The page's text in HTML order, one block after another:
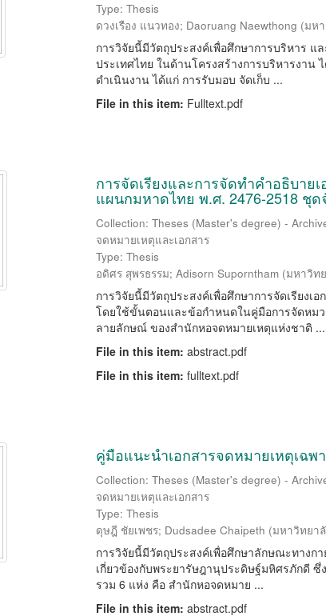
Type: Thesis
ดวงเรือง แนวทอง; Daoruang Naewthong (มห
การวิจัยนี้มีวัตถุประสงค์เพื่อศึกษาการบริหาร
ประเทศไทย ในด้านโครงสร้างการบริหารงา
ดำเนินงาน ได้แก่ การรับมอบ จัดเก็บ ...
File in this item: Fulltext.pdf
การจัดเรียงและการจัดทำคำอธิบาย
แผนกมหาดไทย พ.ศ. 2476-2518 ชุ
Collection: Theses (Master's degree) -
จดหมายเหตุและเอกสาร
Type: Thesis
อดิศร สุพรธรรม; Adisorn Suporntham (มหาวิท
การวิจัยนี้มีวัตถุประสงค์เพื่อศึกษาการจัดเรียง
โดยใช้ขั้นตอนและข้อกำหนดในคู่มือการจัดหม
ลายลักษณ์ ของสำนักหอจดหมายเหตุแห่งชาติ ...
File in this item: abstract.pdf
File in this item: fulltext.pdf
คู่มือแนะนำเอกสารจดหมายเหตุเฉ
Collection: Theses (Master's degree) -
จดหมายเหตุและเอกสาร
Type: Thesis
ดุษฎี ชัยเพชร; Dudsadee Chaipeth (มหาวิทยา
การวิจัยนี้มีวัตถุประสงค์เพื่อศึกษาลักษณะทางก
เกี่ยวข้องกับพระยารัษฎานุประดิษฐ์มหิศรภักดี
รวม 6 แห่ง คือ สำนักหอจดหมาย ...
File in this item: abstract.pdf